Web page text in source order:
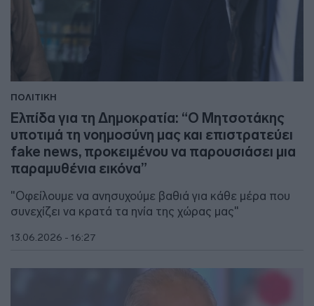
ΠΟΛΙΤΙΚΗ
Ελπίδα για τη Δημοκρατία: “Ο Μητσοτάκης
υποτιμά τη νοημοσύνη μας και επιστρατεύει
fake news, προκειμένου να παρουσιάσει μια
παραμυθένια εικόνα”
"Οφείλουμε να ανησυχούμε βαθιά για κάθε μέρα που
συνεχίζει να κρατά τα ηνία της χώρας μας"
13.06.2026 - 16:27